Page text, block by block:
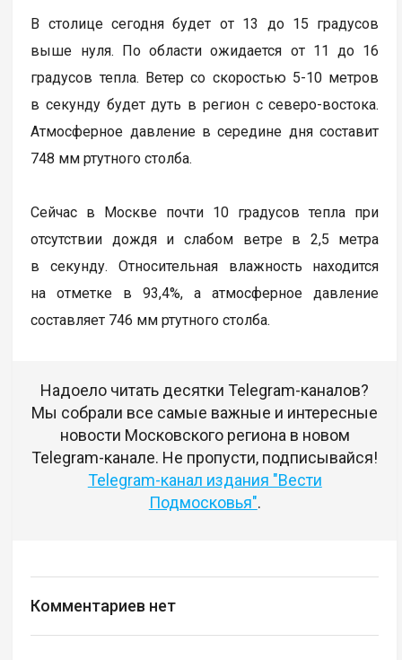
В столице сегодня будет от 13 до 15 градусов
выше нуля. По области ожидается от 11 до 16
градусов тепла. Ветер со скоростью 5-10 метров
в секунду будет дуть в регион с северо-востока.
Атмосферное давление в середине дня составит
748 мм ртутного столба.
Сейчас в Москве почти 10 градусов тепла при
отсутствии дождя и слабом ветре в 2,5 метра
в секунду. Относительная влажность находится
на отметке в 93,4%, а атмосферное давление
составляет 746 мм ртутного столба.
Надоело читать десятки Telegram-каналов?
Мы собрали все самые важные и интересные
новости Московского региона в новом
Telegram-канале. Не пропусти, подписывайся!
Telegram-канал издания "Вести
Подмосковья".
Комментариев нет